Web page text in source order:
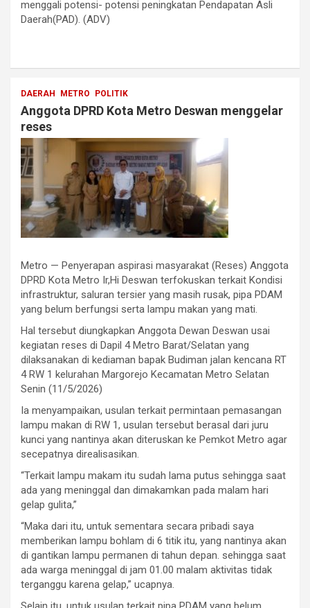
menggali potensi- potensi peningkatan Pendapatan Asli
Daerah(PAD). (ADV)
DAERAH METRO POLITIK
Anggota DPRD Kota Metro Deswan menggelar
reses
Metro — Penyerapan aspirasi masyarakat (Reses) Anggota
DPRD Kota Metro Ir,Hi Deswan terfokuskan terkait Kondisi
infrastruktur, saluran tersier yang masih rusak, pipa PDAM
yang belum berfungsi serta lampu makan yang mati.
Hal tersebut diungkapkan Anggota Dewan Deswan usai
kegiatan reses di Dapil 4 Metro Barat/Selatan yang
dilaksanakan di kediaman bapak Budiman jalan kencana RT
4 RW 1 kelurahan Margorejo Kecamatan Metro Selatan
Senin (11/5/2026)
Ia menyampaikan, usulan terkait permintaan pemasangan
lampu makan di RW 1, usulan tersebut berasal dari juru
kunci yang nantinya akan diteruskan ke Pemkot Metro agar
secepatnya direalisasikan.
“Terkait lampu makam itu sudah lama putus sehingga saat
ada yang meninggal dan dimakamkan pada malam hari
gelap gulita,”
“Maka dari itu, untuk sementara secara pribadi saya
memberikan lampu bohlam di 6 titik itu, yang nantinya akan
di gantikan lampu permanen di tahun depan. sehingga saat
ada warga meninggal di jam 01.00 malam aktivitas tidak
terganggu karena gelap,” ucapnya.